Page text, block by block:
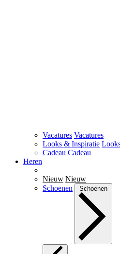
Vacatures Vacatures
Looks & Inspiratie
Cadeau Cadeau
Heren
Nieuw Nieuw
Schoenen
Schoenen